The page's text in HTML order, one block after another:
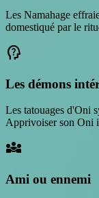
Les Namahage
domestiqué par le
psychology_alt
Les démons
Les tatouages d'Oni
Apprivoiser son Oni
diversity_3
Ami ou ennemi